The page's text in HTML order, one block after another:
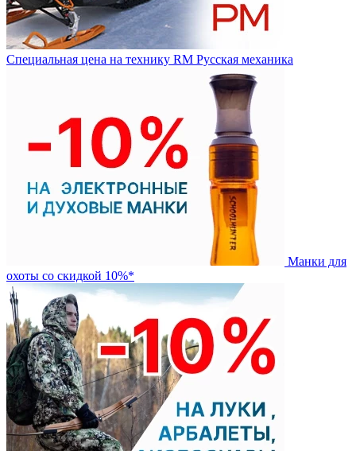
Специальная цена на технику RM Русская механика
Манки для
охоты со скидкой 10%*